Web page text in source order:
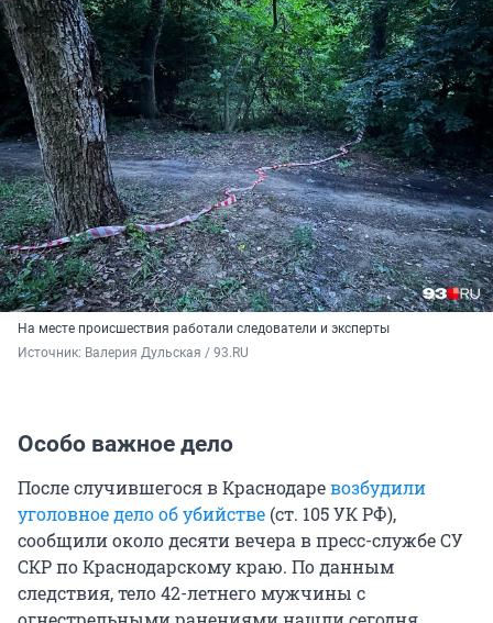
На месте происшествия работали следователи и эксперты
Источник: Валерия Дульская / 93.RU
Особо важное дело
После случившегося в Краснодаревозбудили
уголовное дело об убийстве (ст. 105 УК РФ),
сообщили около десяти вечера в пресс-службе СУ
СКР по Краснодарскому краю. По данным
следствия, тело 42-летнего мужчины с